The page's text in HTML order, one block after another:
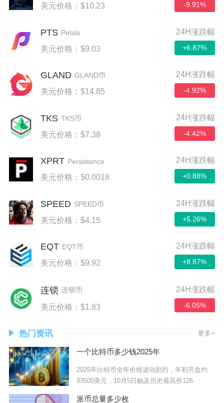
美元价格：$10.23 -9.91%
PTS Petals
美元价格：$9.03
24H涨跌幅
+6.87%
GLAND GLAND币
美元价格：$14.85
24H涨跌幅
-4.92%
TKS TKS币
美元价格：$7.38
24H涨跌幅
-4.42%
XPRT Persistence
美元价格：$0.0018
24H涨跌幅
+0.88%
SPEED SPEED币
美元价格：$4.15
24H涨跌幅
+5.26%
EQT EQT币
美元价格：$9.92
24H涨跌幅
+8.87%
连锁 连锁币
美元价格：$1.83
24H涨跌幅
-6.05%
热门资讯 更多+
一个比特币多少钱2025年
2025年比特币全年价格波动剧烈，年初开盘约
93500美元，10月5日触及历史最高价126
派币总量多少枚